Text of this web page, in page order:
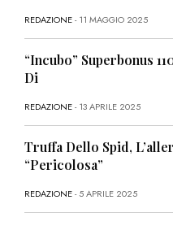
REDAZIONE- 11 MAGGIO 2025
“Incubo” Superbonus
Di
REDAZIONE- 13 APRILE 2025
Truffa Dello Spid,
“Pericolosa”
REDAZIONE- 5 APRILE 2025